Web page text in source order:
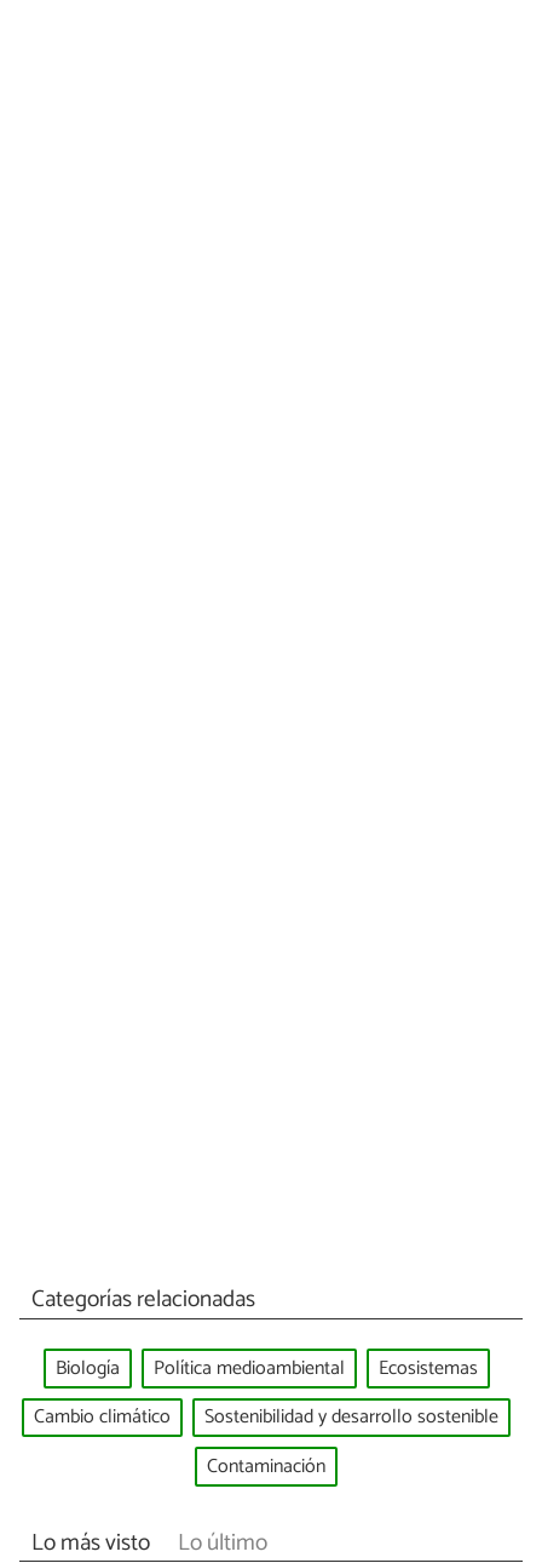
Categorías relacionadas
Biología Política medioambiental
Ecosistemas
Cambio climático
Sostenibilidad y desarrollo sostenible
Contaminación
Lo más visto Lo último